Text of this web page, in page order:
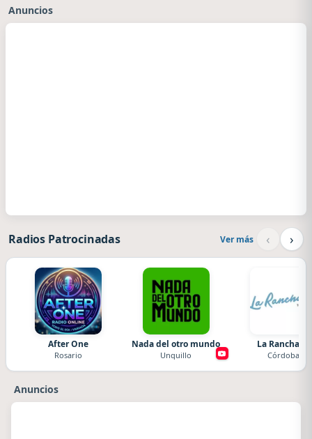
Anuncios
Radios Patrocinadas Ver más ‹ ›
After One
Rosario
Nada del otro mundo
Unquillo
La Ranchada
Córdoba
Anuncios